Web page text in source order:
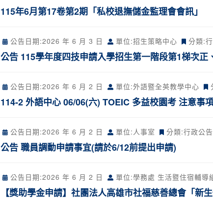
115年6月第17卷第2期「私校退撫儲金監理會會訊」
公告日期:2026 年 6 月 3 日 單位:招生策略中心 分類:
公告 115學年度四技申請入學招生第一階段第1梯次正
公告日期:2026 年 6 月 2 日 單位:外語暨全英教學中心
114-2 外語中心 06/06(六) TOEIC 多益校園考 注意事
公告日期:2026 年 6 月 2 日 單位:人事室 分類:行政公告
公告 職員調動申請事宜(請於6/12前提出申請)
公告日期:2026 年 6 月 2 日 單位:學務處 生活暨住宿輔導
【獎助學金申請】社團法人高雄市社福慈善總會「